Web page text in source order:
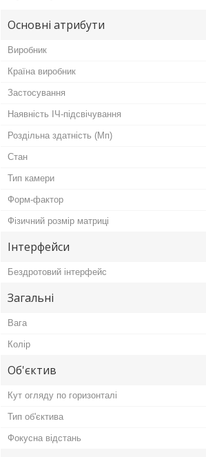
Основні атрибути
Виробник
Країна виробник
Застосування
Наявність ІЧ-підсвічування
Роздільна здатність (Мп)
Стан
Тип камери
Форм-фактор
Фізичний розмір матриці
Інтерфейси
Бездротовий інтерфейс
Загальні
Вага
Колір
Об'єктив
Кут огляду по горизонталі
Тип об'єктива
Фокусна відстань